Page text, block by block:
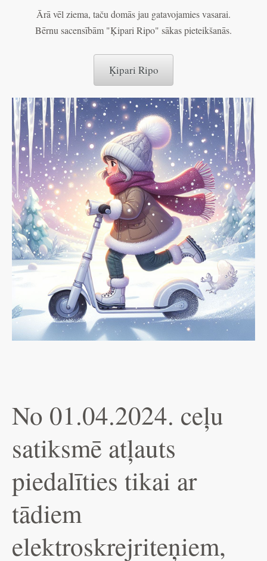
Ārā vēl ziema, taču domās jau gatavojamies vasarai.
Bērnu sacensībām "Ķipari Ripo" sākas pieteikšanās.
Ķipari Ripo
No 01.04.2024. ceļu
satiksmē atļauts
piedalīties tikai ar
tādiem
elektroskrejriteņiem,